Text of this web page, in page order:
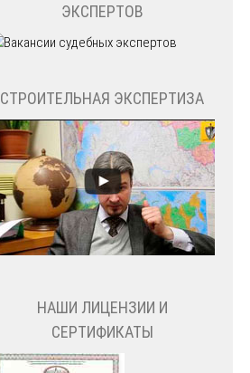
ЭКСПЕРТОВ
СТРОИТЕЛЬНАЯ ЭКСПЕРТИЗА
НАШИ ЛИЦЕНЗИИ И
СЕРТИФИКАТЫ